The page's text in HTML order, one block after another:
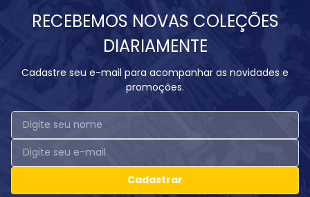
RECEBEMOS NOVAS COLEÇÕES
DIARIAMENTE
Cadastre seu e-mail para acompanhar as novidades e
promoções.
Cadastrar